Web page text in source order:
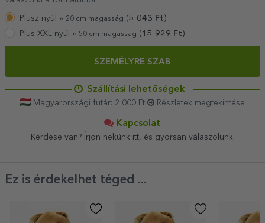
Plusz nyúl » 20 cm magasság (5 043 Ft )
Plus XXL nyúl » 50 cm magasság (15 929 Ft)
SZEMÉLYRE SZAB
Szállítási lehetőségek
Magyarországi futár: 2 000 Ft Részletek megtekintése
Kapcsolat
Kérdése van? Írjon nekünk itt, és gyorsan válaszolunk.
Ez is érdekelhet téged ...